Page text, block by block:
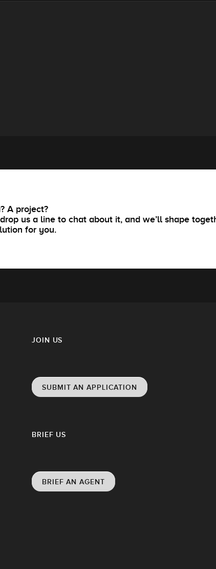
A project?
us a line to chat about it, and we’ll shape
for you.
JOIN US
SUBMIT AN APPLICATION
BRIEF US
BRIEF AN AGENT